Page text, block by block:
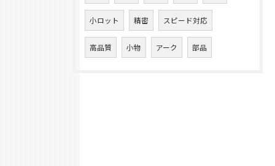
小ロット 精密 スピード対応
高品質 小物 アーク 部品